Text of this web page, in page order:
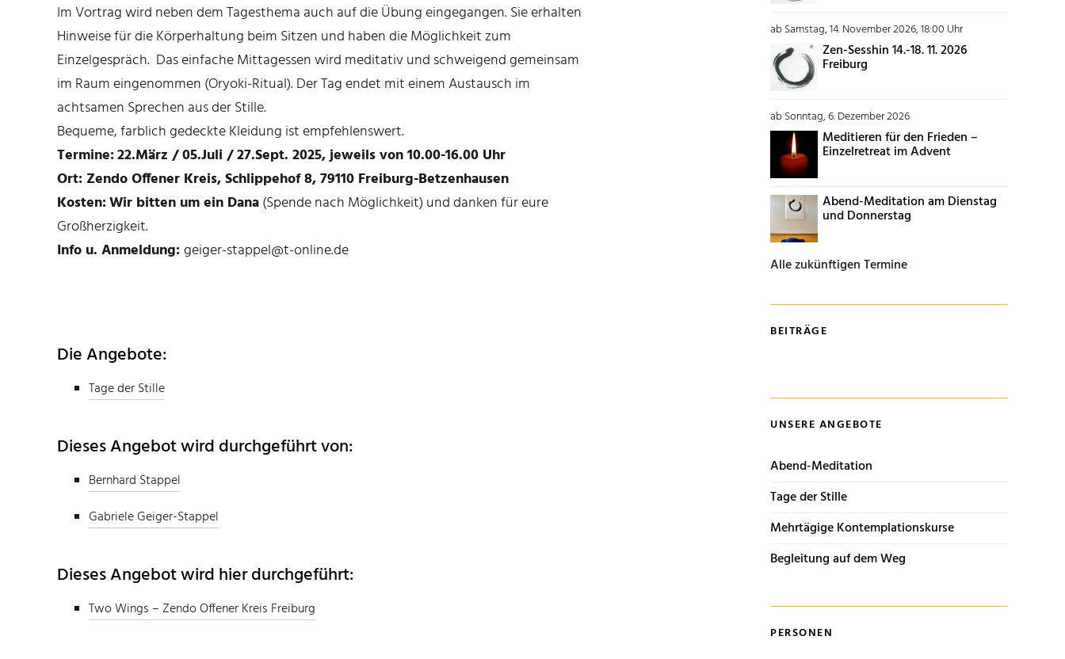
Im Vortrag wird neben dem Tagesthema auch auf die Übung eingegangen. Sie erhalten
Hinweise für die Körperhaltung beim Sitzen und haben die Möglichkeit zum
Einzelgespräch. Das einfache Mittagessen wird meditativ und schweigend gemeinsam
im Raum eingenommen (Oryoki-Ritual). Der Tag endet mit einem Austausch im
achtsamen Sprechen aus der Stille.
Bequeme, farblich gedeckte Kleidung ist empfehlenswert.
Termine:22.März / 05.Juli / 27.Sept. 2025, jeweils von 10.00-16.00 Uhr
Ort: Zendo Offener Kreis, Schlippehof 8, 79110 Freiburg-Betzenhausen
Kosten:Wir bitten um ein Dana(Spende nach Möglichkeit) und danken für eure
Großherzigkeit.
Info u. Anmeldung:geiger-stappel@t-online.de
Die Angebote:
Tage der Stille
Dieses Angebot wird durchgeführt von:
Bernhard Stappel
Gabriele Geiger-Stappel
Dieses Angebot wird hier durchgeführt:
Two Wings – Zendo Offener Kreis Freiburg
ab Samstag, 14. November 2026, 18:00 Uhr
Zen-Sesshin 14.-18. 11. 2026
Freiburg
ab Sonntag, 6. Dezember 2026
Meditieren für den Frieden –
Einzelretreat im Advent
Abend-Meditation am Dienstag
und Donnerstag
Alle zukünftigen Termine
BEITRÄGE
UNSERE ANGEBOTE
Abend-Meditation
Tage der Stille
Mehrtägige Kontemplationskurse
Begleitung auf dem Weg
PERSONEN